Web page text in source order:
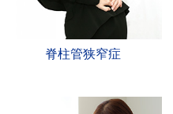
脊柱管狭窄症